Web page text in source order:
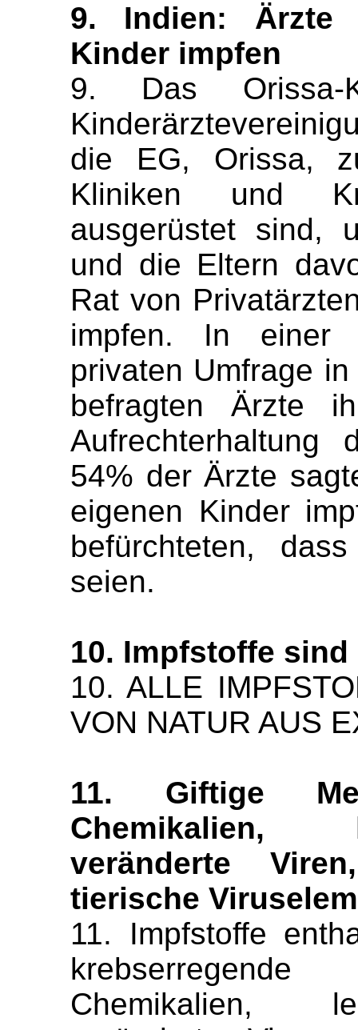
9. Indien: Ärzte
Kinder impfen
9. Das Orissa-
die EG, Orissa,
Kliniken und
ausgerüstet sind,
und die Eltern
Rat von
impfen. In einer
privaten Umfrage
befragten Ärzte
54% der Ärzte
eigenen Kinder
befürchteten,
seien.
10. Impfstoffe
10. ALLE
VON NATUR AUS
11. Giftige
Chemikalien,
veränderte
tierische
11. Impfstoffe
Chemikalien,